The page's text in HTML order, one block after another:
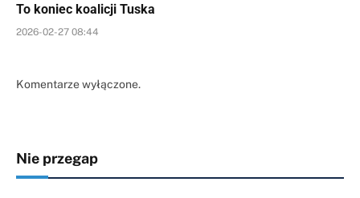
To koniec koalicji Tuska
2026-02-27 08:44
Komentarze wyłączone.
Nie przegap